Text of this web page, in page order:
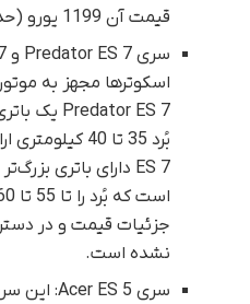
قیمت آن 1199 یورو (حدود 9382 یوان) می‌باشد.
بُرد 35 تا 40
جزئیات قیمت و در
نشده است.